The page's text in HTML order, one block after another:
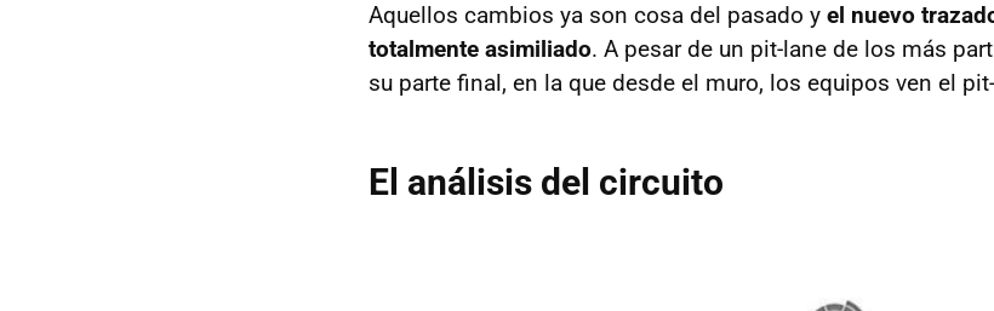
Aquellos cambios ya son cosa del pasado y el nuevo
totalmente asimiliado. A pesar de un pit-lane de los más
su parte final, en la que desde el muro, los equipos ven el
El análisis del circuito